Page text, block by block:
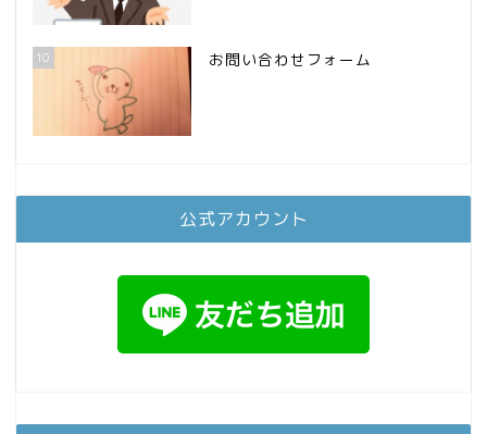
10 お問い合わせフォーム
公式アカウント